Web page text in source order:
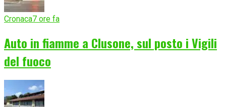
Cronaca7 ore fa
Auto in fiamme a Clusone, sul posto i Vigili
del fuoco